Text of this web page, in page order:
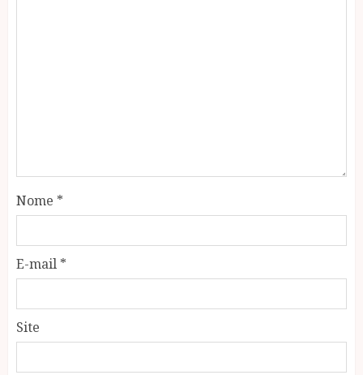
Nome *
E-mail *
Site